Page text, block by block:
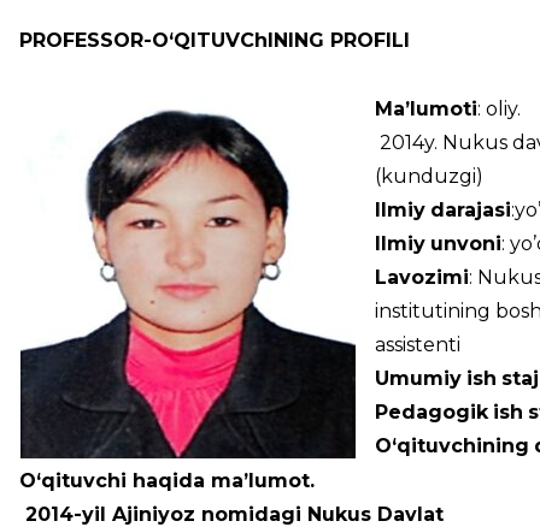
PROFESSOR-O‘QITUVChINING PROFILI
Ma’lumoti: oliy.
2014y. Nukus
(kunduzgi)
Ilmiy darajasi
Ilmiy unvoni:
Lavozimi:
institutining
assistenti
Umumiy ish
Pedagogik ish
O‘qituvchining
O‘qituvchi haqida ma’lumot.
2014-yil Ajiniyoz nomidagi Nukus Davlat